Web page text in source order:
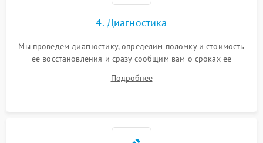
4. Диагностика
Мы проведем диагностику, определим поломку и стоимость
ее восстановления и сразу сообщим вам о сроках ее
Подробнее